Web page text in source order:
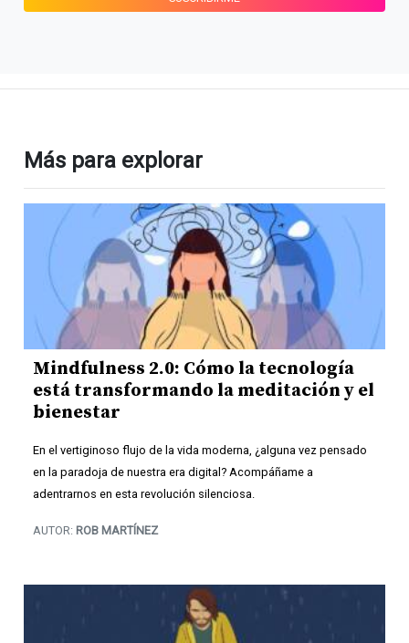
Más para explorar
Mindfulness 2.0: Cómo la tecnología
está transformando la meditación y el
bienestar
En el vertiginoso flujo de la vida moderna, ¿alguna vez pensado
en la paradoja de nuestra era digital? Acompáñame a
adentrarnos en esta revolución silenciosa.
AUTOR: ROB MARTÍNEZ